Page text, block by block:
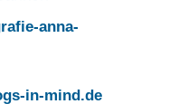
anna-
in-mind.de